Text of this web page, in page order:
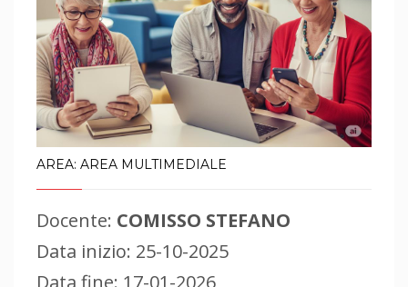
AREA: AREA MULTIMEDIALE
Docente: COMISSO STEFANO
Data inizio: 25-10-2025
Data fine: 17-01-2026